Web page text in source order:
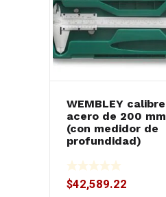
WEMBLEY calibre
acero de 200 mm
(con medidor de
profundidad)
$42,589.22